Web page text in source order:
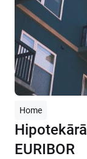
Home
EURIBOR